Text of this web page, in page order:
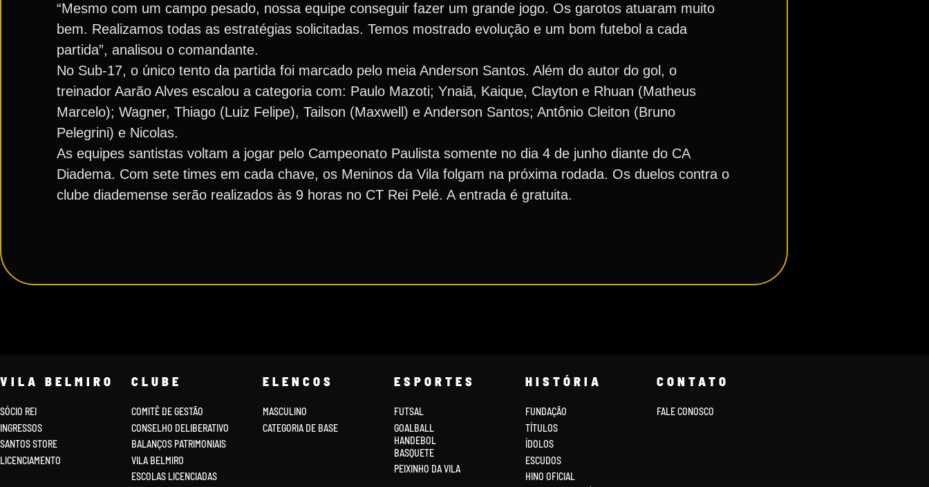
“Mesmo com um campo pesado, nossa equipe conseguir fazer um grande jogo. Os garotos atuaram muito
bem. Realizamos todas as estratégias solicitadas. Temos mostrado evolução e um bom futebol a cada
partida”, analisou o comandante.
No Sub-17, o único tento da partida foi marcado pelo meia Anderson Santos. Além do autor do gol, o
treinador Aarão Alves escalou a categoria com: Paulo Mazoti; Ynaiã, Kaique, Clayton e Rhuan (Matheus
Marcelo); Wagner, Thiago (Luiz Felipe), Tailson (Maxwell) e Anderson Santos; Antônio Cleiton (Bruno
Pelegrini) e Nicolas.
As equipes santistas voltam a jogar pelo Campeonato Paulista somente no dia 4 de junho diante do CA
Diadema. Com sete times em cada chave, os Meninos da Vila folgam na próxima rodada. Os duelos contra o
clube diademense serão realizados às 9 horas no CT Rei Pelé. A entrada é gratuita.
VILA BELMIRO
SÓCIO REI
INGRESSOS
SANTOS STORE
LICENCIAMENTO
CLUBE
COMITÊ DE GESTÃO
CONSELHO DELIBERATIVO
BALANÇOS PATRIMONIAIS
VILA BELMIRO
ESCOLAS LICENCIADAS
ELENCOS
MASCULINO
CATEGORIA DE BASE
ESPORTES
FUTSAL
GOALBALL
HANDEBOL
BASQUETE
PEIXINHO DA VILA
HISTÓRIA
FUNDAÇÃO
TÍTULOS
ÍDOLOS
ESCUDOS
HINO OFICIAL
CONTATO
FALE CONOSCO